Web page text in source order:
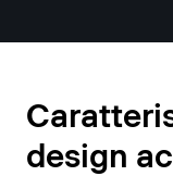
design